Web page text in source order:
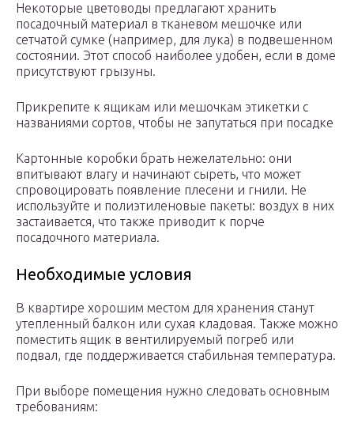
Некоторые цветоводы предлагают хранить
посадочный материал в тканевом мешочке или
сетчатой сумке (например, для лука) в подвешенном
состоянии. Этот способ наиболее удобен, если в доме
присутствуют грызуны.
Прикрепите к ящикам или мешочкам этикетки с
названиями сортов, чтобы не запутаться при посадке
Картонные коробки брать нежелательно: они
впитывают влагу и начинают сыреть, что может
спровоцировать появление плесени и гнили. Не
используйте и полиэтиленовые пакеты: воздух в них
застаивается, что также приводит к порче
посадочного материала.
Необходимые условия
В квартире хорошим местом для хранения станут
утепленный балкон или сухая кладовая. Также можно
поместить ящик в вентилируемый погреб или
подвал, где поддерживается стабильная температура.
При выборе помещения нужно следовать основным
требованиям: